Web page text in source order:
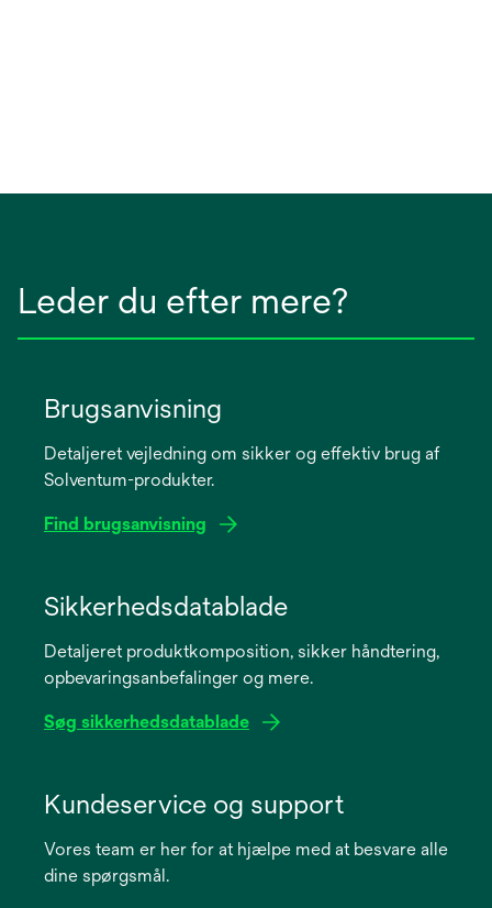
Leder du efter mere?
Brugsanvisning
Detaljeret vejledning om sikker og effektiv brug af
Solventum-produkter.
Find brugsanvisning
new
Sikkerhedsdatablade
Detaljeret produktkomposition, sikker håndtering,
opbevaringsanbefalinger og mere.
Søg sikkerhedsdatablade
new
Kundeservice og support
Vores team er her for at hjælpe med at besvare alle
dine spørgsmål.